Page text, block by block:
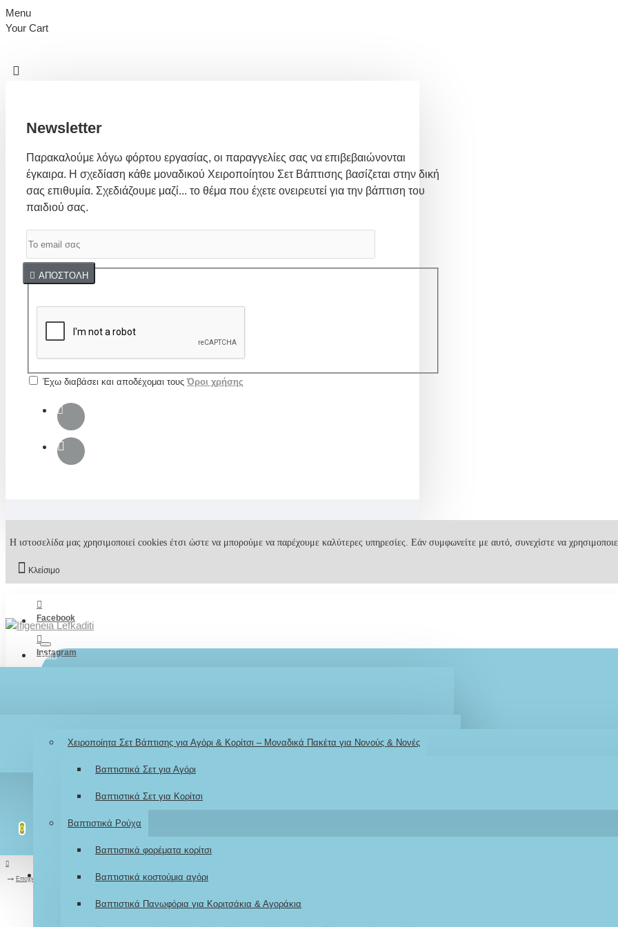
Menu
Your Cart
Newsletter
Παρακαλούμε λόγω φόρτου εργασίας, οι παραγγελίες σας να επιβεβαιώνονται
έγκαιρα. Η σχεδίαση κάθε μοναδικού Χειροποίητου Σετ Βάπτισης βασίζεται στην δική
σας επιθυμία. Σχεδιάζουμε μαζί... το θέμα που έχετε ονειρευτεί για την βάπτιση του
παιδιού σας.
ΑΠΟΣΤΟΛΉ
Captcha
Έχω διαβάσει και αποδέχομαι τους Όροι χρήσης
Η ιστοσελίδα μας χρησιμοποιεί cookies έτσι ώστε να μπορούμε να παρέχουμε καλύτερες υπηρεσίες. Εάν συμφωνείτε με αυτό, συνεχίστε να
Κλείσιμο
Facebook
Instagram
All
Λίστα επιθυμιώνΕπεξεργασία Λίστας
Σύγκριση Προϊόντων
Χειροποίητα Σετ Βάπτισης για Αγόρι & Κορίτσι – Μοναδικά Πακέτα για Νονούς & Νονές
Βαπτιστικά Σετ για Αγόρι
Βαπτιστικά Σετ για Κορίτσι
Βαπτιστικά Ρούχα
Βαπτιστικά φορέματα κορίτσι
Βαπτιστικά κοστούμια αγόρι
Βαπτιστικά Πανωφόρια για Κοριτσάκια & Αγοράκια
REGISTER
0
Εποχιακά